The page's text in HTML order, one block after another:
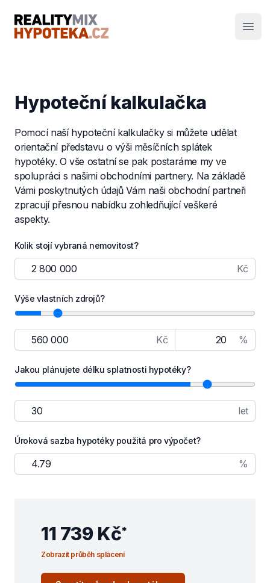
RealityMIX Hypotéka
Hypoteční kalkulačka
Pomocí naší hypoteční kalkulačky si můžete udělat
orientační představu o výši měsíčních splátek
hypotéky. O vše ostatní se pak postaráme my ve
spolupráci s našimi obchodními partnery. Na základě
Vámi poskytnutých údajů Vám naši obchodní partneři
zpracují přesnou nabídku zohledňující veškeré
aspekty.
Kolik stojí vybraná nemovitost?
Kč
Výše vlastních zdrojů?
Kč %
Jakou plánujete délku splatnosti hypotéky?
let
Úroková sazba hypotéky použitá pro výpočet?
%
11 739 Kč*
Zobrazit průběh splácení